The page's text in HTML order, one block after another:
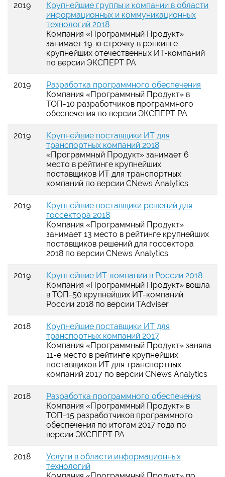
2019
Крупнейшие группы и компании в области
информационных и коммуникационных
технологий 2018
Компания «Программный Продукт»
занимает 19-ю строчку в рэнкинге
крупнейших отечественных ИТ-компаний
по версии ЭКСПЕРТ РА
2019
Разработка программного обеспечения
Компания «Программный Продукт» в
ТОП-10 разработчиков программного
обеспечения по версии ЭКСПЕРТ РА
2019
Крупнейшие поставщики ИТ для
транспортных компаний 2018
«Программный Продукт» занимает 6
место в рейтинге крупнейших
поставщиков ИТ для транспортных
компаний по версии CNews Analytics
2019
Крупнейшие поставщики решений для
госсектора 2018
Компания «Программный Продукт»
занимает 13 место в рейтинге крупнейших
поставщиков решений для госсектора
2018 по версии CNews Analytics
2019
Крупнейшие ИТ-компании в России 2018
Компания «Программный Продукт» вошла
в ТОП-50 крупнейших ИТ-компаний
России 2018 по версии TAdviser
2018
Крупнейшие поставщики ИТ для
транспортных компаний 2017
Компания «Программный Продукт» заняла
11-е место в рейтинге крупнейших
поставщиков ИТ для транспортных
компаний 2017 по версии CNews Analytics
2018
Разработка программного обеспечения
Компания «Программный Продукт» в
ТОП-15 разработчиков программного
обеспечения по итогам 2017 года по
версии ЭКСПЕРТ РА
2018
Услуги в области информационных
технологий